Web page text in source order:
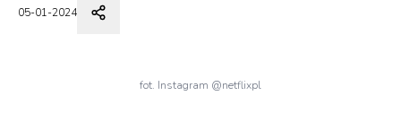
05-01-2024
fot. Instagram @netflixpl